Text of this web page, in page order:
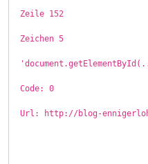
Zeile 152
Zeichen 5
Code: 0
Url: http://blog-